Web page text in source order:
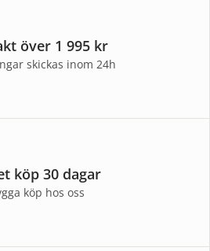
över 1 995 kr
skickas inom 24h
köp 30 dagar
köp hos oss